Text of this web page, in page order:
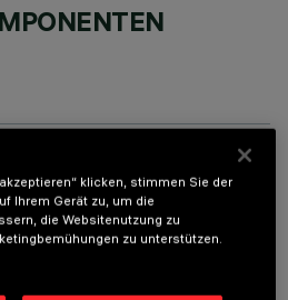
klicken, stimmen Sie der
Ihrem Gerät zu, um die
die Websitenutzung zu
zu unterstützen.